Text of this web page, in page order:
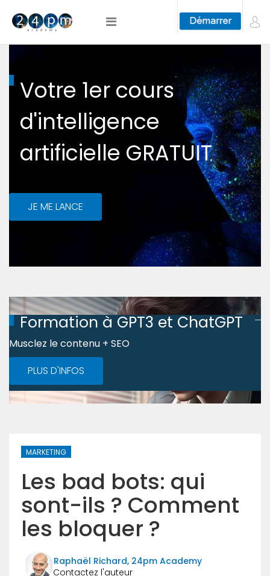
Votre 1er cours
d'intelligence
artificielle GRATUIT
JE ME LANCE
Formation à GPT3 et ChatGPT
Musclez le contenu + SEO
PLUS D'INFOS
MARKETING
Les bad bots: qui
sont-ils ? Comment
les bloquer ?
Raphaël Richard, 24pm Academy